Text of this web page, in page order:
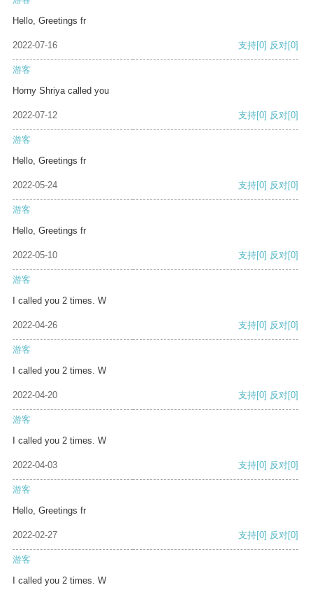
Hello, Greetings fr
2022-07-16 支持[0] 反对[0]
游客
Horny Shriya called you
2022-07-12 支持[0] 反对[0]
游客
Hello, Greetings fr
2022-05-24 支持[0] 反对[0]
游客
Hello, Greetings fr
2022-05-10 支持[0] 反对[0]
游客
I called you 2 times. W
2022-04-26 支持[0] 反对[0]
游客
I called you 2 times. W
2022-04-20 支持[0] 反对[0]
游客
I called you 2 times. W
2022-04-03 支持[0] 反对[0]
游客
Hello, Greetings fr
2022-02-27 支持[0] 反对[0]
游客
I called you 2 times. W